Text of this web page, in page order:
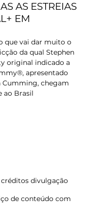
AS ESTREIAS
EM
que vai dar muito o
da qual Stephen
original indicado a
apresentado
Cumming, chegam
ao Brasil
divulgação
de conteúdo com